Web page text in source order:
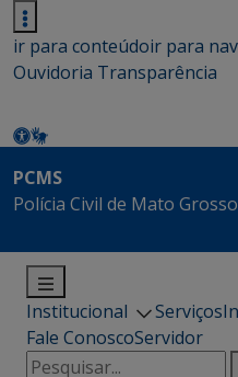
ir para conteúdoir para
Ouvidoria Transparência
PCMS
Polícia Civil de Mato
Institucional Serviços
Fale ConoscoServidor
Pesquisar